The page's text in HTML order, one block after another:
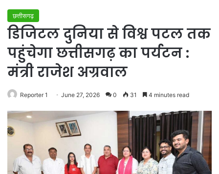
छत्तीसगढ़
डिजिटल दुनिया से विश्व पटल तक
पहुंचेगा छत्तीसगढ़ का पर्यटन :
मंत्री राजेश अग्रवाल
Reporter 1 June 27, 2026 0 31 4 minutes read